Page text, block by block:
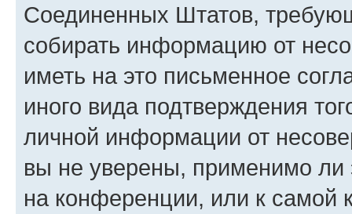
Соединенных Штатов,
собирать информацию от
иметь на это письменное
иного вида подтверждения
личной информации от
вы не уверены, применимо ли
на конференции, или к самой